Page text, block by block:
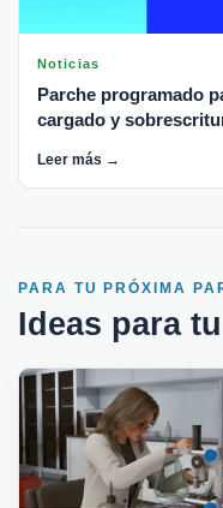
Noticias
Parche programado
cargado y
Leer más →
PARA TU PRÓXIMA
Ideas para